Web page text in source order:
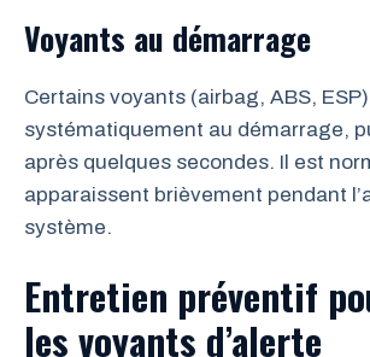
Voyants au démarrage
Certains voyants (airbag, ABS,
systématiquement au démarrage,
après quelques secondes. Il est
apparaissent brièvement pendant
système.
Entretien préventif
les voyants d’alerte